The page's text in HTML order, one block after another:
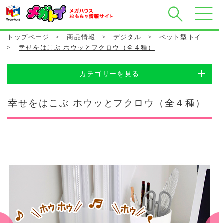
トップページ > 商品情報 > デジタル >
ペット型トイ
>
幸せをはこぶ ホウッとフクロウ（全４種）
カテゴリーを見る
幸せをはこぶ ホウッとフクロウ（全４種）